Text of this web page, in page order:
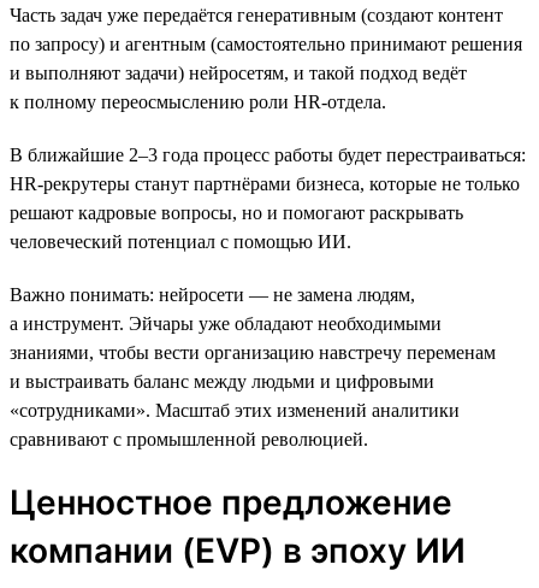
Часть задач уже передаётся генеративным (создают контент
по запросу) и агентным (самостоятельно принимают решения
и выполняют задачи) нейросетям, и такой подход ведёт
к полному переосмыслению роли HR-отдела.
В ближайшие 2–3 года процесс работы будет перестраиваться:
HR-рекрутеры станут партнёрами бизнеса, которые не только
решают кадровые вопросы, но и помогают раскрывать
человеческий потенциал с помощью ИИ.
Важно понимать: нейросети — не замена людям,
а инструмент. Эйчары уже обладают необходимыми
знаниями, чтобы вести организацию навстречу переменам
и выстраивать баланс между людьми и цифровыми
«сотрудниками». Масштаб этих изменений аналитики
сравнивают с промышленной революцией.
Ценностное предложение
компании (EVP) в эпоху ИИ